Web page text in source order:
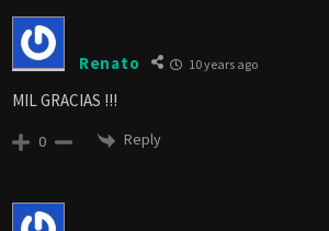
Renato 10 years ago
MIL GRACIAS !!!
0 Reply